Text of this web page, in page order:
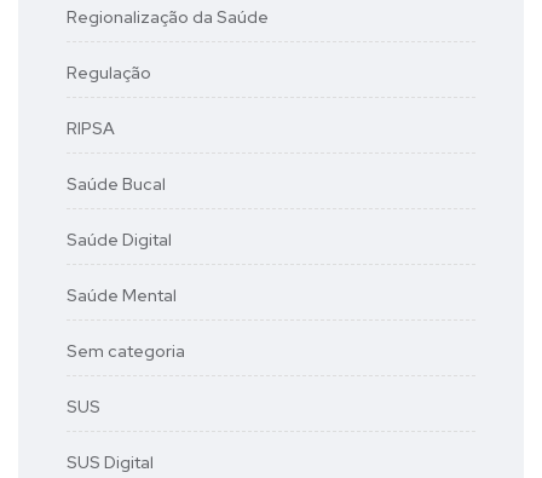
Regionalização da Saúde
Regulação
RIPSA
Saúde Bucal
Saúde Digital
Saúde Mental
Sem categoria
SUS
SUS Digital